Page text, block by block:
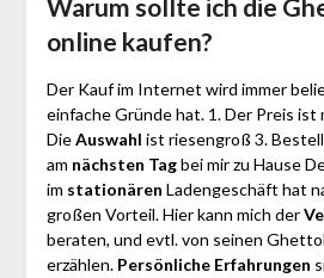
Warum sollte ich die
online kaufen?
Der Kauf im Internet wird immer
einfache Gründe hat. 1. Der Preis ist
DieAuswahl ist riesengroß 3.
am nächsten Tagbei mir zu Hause
im stationären Ladengeschäft hat
großen Vorteil. Hier kann mich der
beraten, und evtl. von seinen
erzählen. Persönliche Erfahrungen